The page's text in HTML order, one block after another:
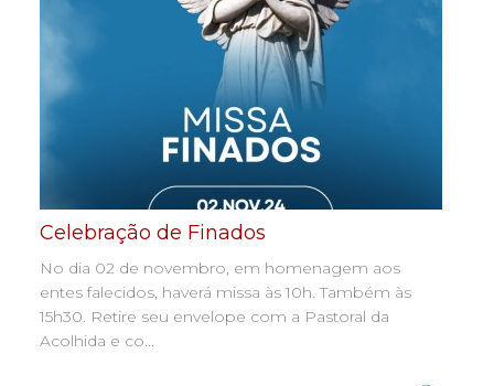
Celebração de Finados
No dia 02 de novembro, em homenagem aos
entes falecidos, haverá missa às 10h. Também às
15h30. Retire seu envelope com a Pastoral da
Acolhida e co...